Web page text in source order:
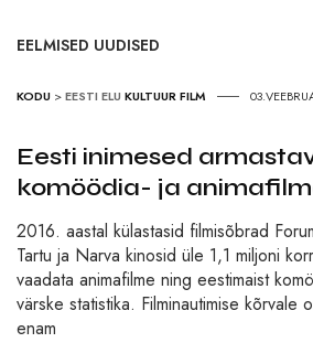
EELMISED UUDISED
KODU >EESTI ELU KULTUURFILM
Eesti inimesed
komöödia- ja
2016. aastal külastasid filmisõbrad
Tartu ja Narva kinosid üle 1,1 miljoni
vaadata animafilme ning eestimaist
värske statistika. Filminautimise kõrvale
enam